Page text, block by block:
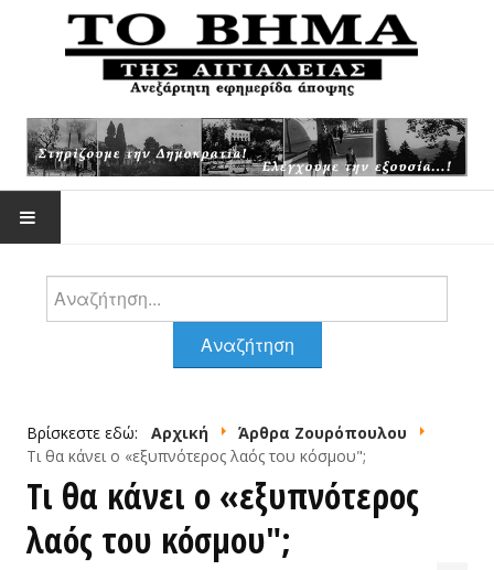
ΕΠΙΚΑΙΡΌΤΗΤΑ
ΆΡΘΡΑ ΖΟΥΡΌΠΟΥΛΟΥ
ΦΩΤΟΓΡΑΦΊΕΣ
Ιστορικές
Αναζήτηση
Αναζήτηση
Βρίσκεστε εδώ: Αρχική
Άρθρα Ζουρόπουλου
Τι θα κάνει ο «εξυπνότερος λαός του κόσμου";
Τι θα κάνει ο «εξυπνότερος
λαός του κόσμου";